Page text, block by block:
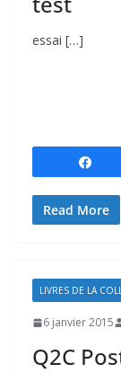
essai […]
Read More
LIVRES DE LA
6 janvier 2015
Q2C